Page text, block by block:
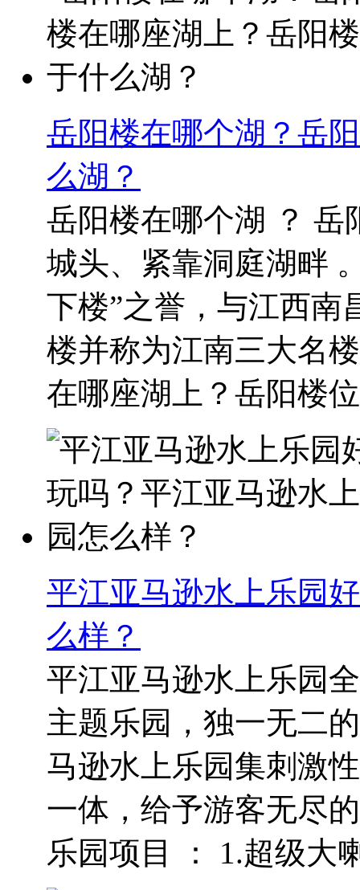
岳阳楼在哪个湖？岳
么湖？
岳阳楼在哪个湖 ？ 岳
城头、紧靠洞庭湖畔
下楼”之誉，与江西南
楼并称为江南三大名
在哪座湖上？岳阳楼
平江亚马逊水上乐园
么样？
平江亚马逊水上乐园
主题乐园，独一无二
马逊水上乐园集刺激
一体，给予游客无尽
乐园项目 ： 1.超级大